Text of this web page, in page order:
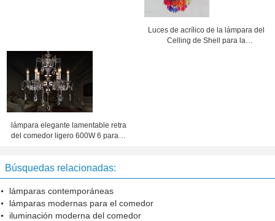
Luces de acrílico de la lámpara del
Celling de Shell para la
lámpara elegante lamentable retra
del comedor ligero 600W 6 para la
Búsquedas relacionadas:
lámparas contemporáneas
lámparas modernas para el comedor
iluminación moderna del comedor